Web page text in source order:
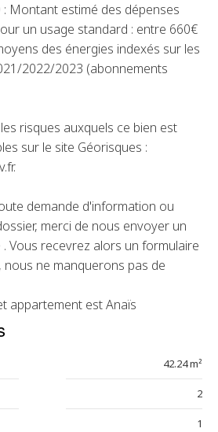
: Montant estimé des dépenses
un usage standard : entre 660€
des énergies indexés sur les
2022/2023 (abonnements
risques auxquels ce bien est
sur le site Géorisques :
demande d'information ou
merci de nous envoyer un
Vous recevrez alors un formulaire
nous ne manquerons pas de
appartement est Anaïs
42.24 m²
2
1